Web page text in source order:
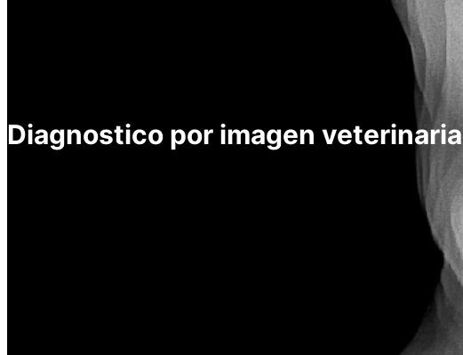
Diagnostico por imagen veterinaria